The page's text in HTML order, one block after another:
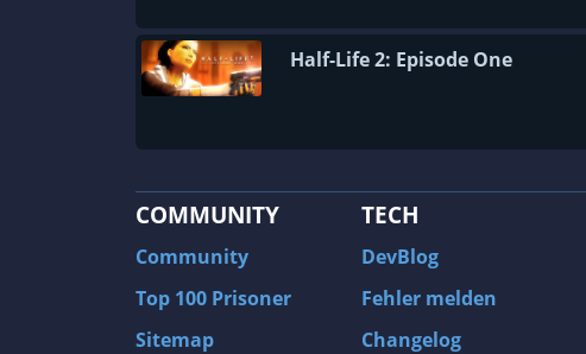
Half-Life 2: Episode One
COMMUNITY
Community
Top 100 Prisoner
Sitemap
TECH
DevBlog
Fehler melden
Changelog